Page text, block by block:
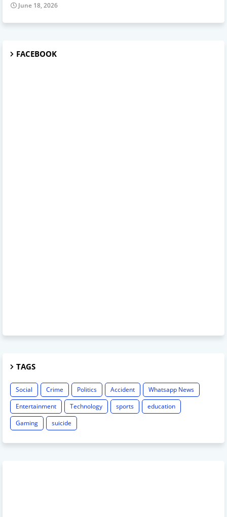
June 18, 2026
FACEBOOK
TAGS
Social Crime Politics Accident
Whatsapp News
Entertainment
Technology sports
education
Gaming
suicide